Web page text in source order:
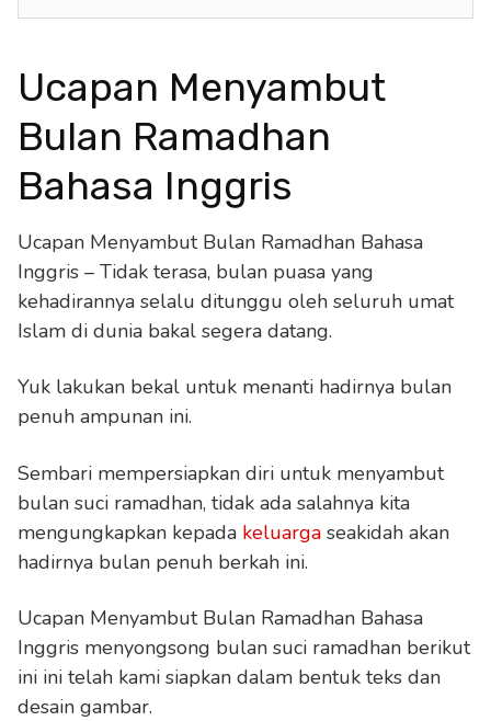
Ucapan Menyambut
Bulan Ramadhan
Bahasa Inggris
Ucapan Menyambut Bulan Ramadhan Bahasa
Inggris – Tidak terasa, bulan puasa yang
kehadirannya selalu ditunggu oleh seluruh umat
Islam di dunia bakal segera datang.
Yuk lakukan bekal untuk menanti hadirnya bulan
penuh ampunan ini.
Sembari mempersiapkan diri untuk menyambut
bulan suci ramadhan, tidak ada salahnya kita
mengungkapkan kepada keluarga seakidah akan
hadirnya bulan penuh berkah ini.
Ucapan Menyambut Bulan Ramadhan Bahasa
Inggris menyongsong bulan suci ramadhan berikut
ini ini telah kami siapkan dalam bentuk teks dan
desain gambar.